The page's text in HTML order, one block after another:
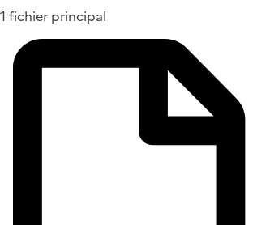
1 fichier principal